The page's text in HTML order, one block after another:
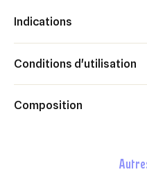
Indications
Conditions d'utilisation
Composition